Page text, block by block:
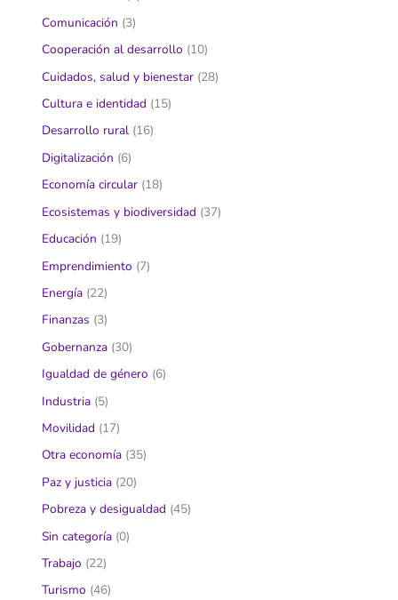
Comunicación (3)
Cooperación al desarrollo (10)
Cuidados, salud y bienestar (28)
Cultura e identidad (15)
Desarrollo rural (16)
Digitalización (6)
Economía circular (18)
Ecosistemas y biodiversidad (37)
Educación (19)
Emprendimiento (7)
Energía (22)
Finanzas (3)
Gobernanza (30)
Igualdad de género (6)
Industria (5)
Movilidad (17)
Otra economía (35)
Paz y justicia (20)
Pobreza y desigualdad (45)
Sin categoría (0)
Trabajo (22)
Turismo (46)